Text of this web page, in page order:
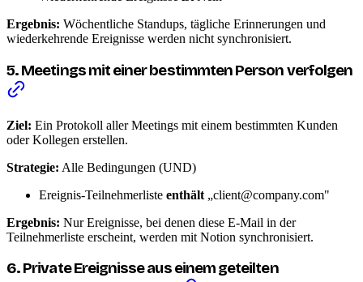
Ergebnis: Wöchentliche Standups, tägliche Erinnerungen und
wiederkehrende Ereignisse werden nicht synchronisiert.
5. Meetings mit einer bestimmten Person verfolgen
Ziel: Ein Protokoll aller Meetings mit einem bestimmten Kunden
oder Kollegen erstellen.
Strategie: Alle Bedingungen (UND)
Ereignis-Teilnehmerliste enthält „client@company.com"
Ergebnis: Nur Ereignisse, bei denen diese E-Mail in der
Teilnehmerliste erscheint, werden mit Notion synchronisiert.
6. Private Ereignisse aus einem geteilten